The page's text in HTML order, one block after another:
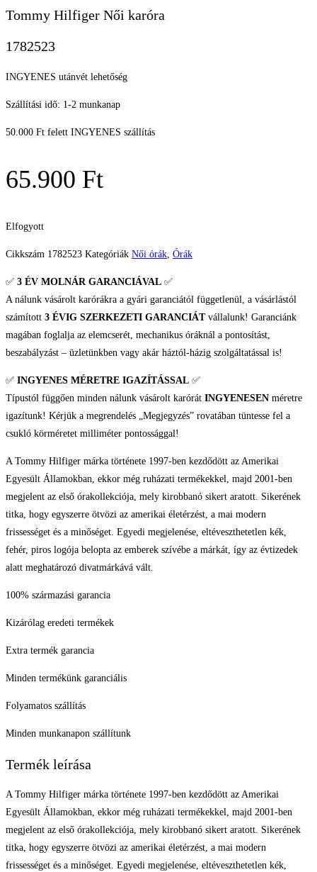
Tommy Hilfiger Női karóra
1782523
INGYENES utánvét lehetőség
Szállítási idő: 1-2 munkanap
50.000 Ft felett INGYENES szállítás
65.900 Ft
Elfogyott
Cikkszám 1782523 Kategóriák Női órák, Órák
✅ 3 ÉV MOLNÁR GARANCIÁVAL ✅
A nálunk vásárolt karórákra a gyári garanciától függetlenül, a vásárlástól
számított 3 ÉVIG SZERKEZETI GARANCIÁTvállalunk! Garanciánk
magában foglalja az elemcserét, mechanikus óráknál a pontosítást,
beszabályzást – üzletünkben vagy akár háztól-házig szolgáltatással is!
✅ INGYENES MÉRETRE IGAZÍTÁSSAL ✅
Típustól függően minden nálunk vásárolt karórát INGYENESEN méretre
igazítunk! Kérjük a megrendelés „Megjegyzés” rovatában tüntesse fel a
csukló körméretet milliméter pontossággal!
A Tommy Hilfiger márka története 1997-ben kezdődött az Amerikai
Egyesült Államokban, ekkor még ruházati termékekkel, majd 2001-ben
megjelent az első órakollekciója, mely kirobbanó sikert aratott. Sikerének
titka, hogy egyszerre ötvözi az amerikai életérzést, a mai modern
frissességet és a minőséget. Egyedi megjelenése, eltéveszthetetlen kék,
fehér, piros logója belopta az emberek szívébe a márkát, így az évtizedek
alatt meghatározó divatmárkává vált.
100% származási garancia
Kizárólag eredeti termékek
Extra termék garancia
Minden termékünk garanciális
Folyamatos szállítás
Minden munkanapon szállítunk
Termék leírása
A Tommy Hilfiger márka története 1997-ben kezdődött az Amerikai
Egyesült Államokban, ekkor még ruházati termékekkel, majd 2001-ben
megjelent az első órakollekciója, mely kirobbanó sikert aratott. Sikerének
titka, hogy egyszerre ötvözi az amerikai életérzést, a mai modern
frissességet és a minőséget. Egyedi megjelenése, eltéveszthetetlen kék,